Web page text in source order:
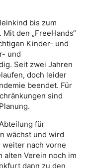
bis zum
den „FreeHands“
Kinder- und
und
Seit zwei Jahren
doch leider
beendet. Für
sind
für
wächst und wird
nach vorne
alten Verein noch im
dann zu den